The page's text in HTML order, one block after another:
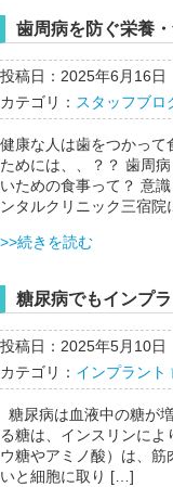
歯周病を防ぐ栄養
投稿日：2025年6月16日
カテゴリ： スタッフブロ
健康な人は歯をつかって
ためには、、？？ 歯周
いための食事って？ 意
ンタルクリニック三宿
>>続きを読む
糖尿病でもインプ
投稿日：2025年5月10日
カテゴリ： インプラント
糖尿病は血液中の糖が
る糖は、インスリンに
ウ糖やアミノ酸）は、
いと細胞に取り […]